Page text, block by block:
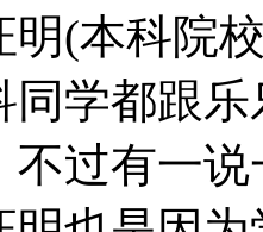
(本科院校
都跟乐
不过有一